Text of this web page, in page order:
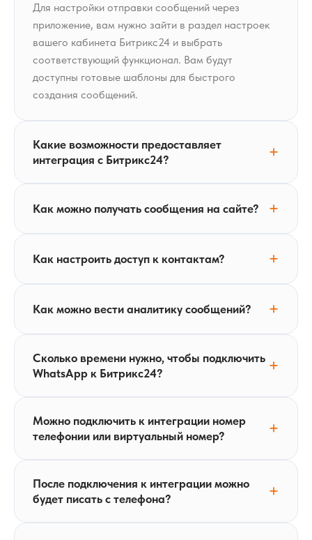
Для настройки отправки сообщений через
приложение, вам нужно зайти в раздел настроек
вашего кабинета Битрикс24 и выбрать
соответствующий функционал. Вам будут
доступны готовые шаблоны для быстрого
создания сообщений.
Какие возможности предоставляет
интеграция с Битрикс24?
Как можно получать сообщения на сайте?
Как настроить доступ к контактам?
Как можно вести аналитику сообщений?
Сколько времени нужно, чтобы подключить
WhatsApp к Битрикс24?
Можно подключить к интеграции номер
телефонии или виртуальный номер?
После подключения к интеграции можно
будет писать с телефона?